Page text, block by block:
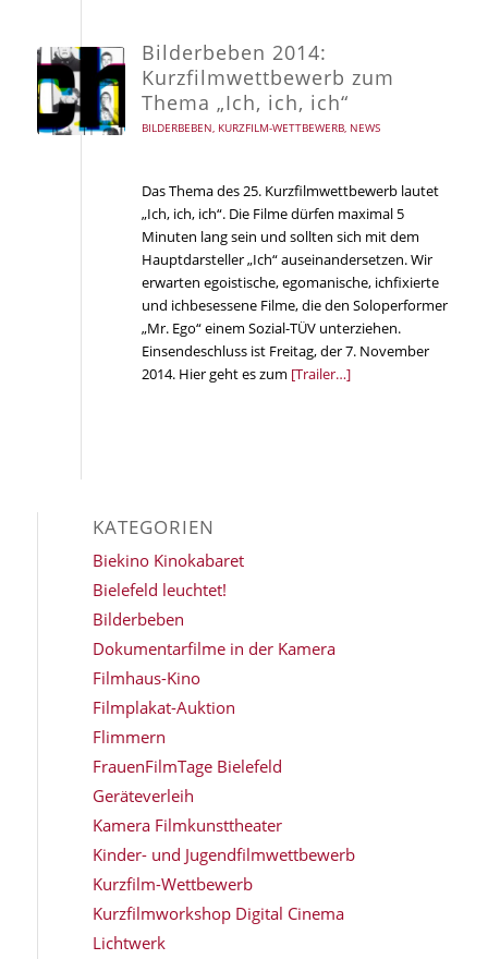
Bilderbeben 2014:
Kurzfilmwettbewerb zum
Thema „Ich, ich, ich“
BILDERBEBEN, KURZFILM-WETTBEWERB, NEWS
Das Thema des 25. Kurzfilmwettbewerb lautet
„Ich, ich, ich“. Die Filme dürfen maximal 5
Minuten lang sein und sollten sich mit dem
Hauptdarsteller „Ich“ auseinandersetzen. Wir
erwarten egoistische, egomanische, ichfixierte
und ichbesessene Filme, die den Soloperformer
„Mr. Ego“ einem Sozial-TÜV unterziehen.
Einsendeschluss ist Freitag, der 7. November
2014. Hier geht es zum [Trailer…]
KATEGORIEN
Biekino Kinokabaret
Bielefeld leuchtet!
Bilderbeben
Dokumentarfilme in der Kamera
Filmhaus-Kino
Filmplakat-Auktion
Flimmern
FrauenFilmTage Bielefeld
Geräteverleih
Kamera Filmkunsttheater
Kinder- und Jugendfilmwettbewerb
Kurzfilm-Wettbewerb
Kurzfilmworkshop Digital Cinema
Lichtwerk